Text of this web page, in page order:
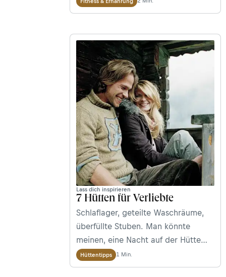
Grenze zwischen Osttirol und
braucht allerdings solide
Vorbereitung und einen
Trainingsplan. Hier erfährst du, wie
du dich richtig auf die Besteigung
des Großglockners vorbereitest.
Lass dich inspirieren
7 Hütten für Verliebte
Schlaflager, geteilte Waschräume,
überfüllte Stuben. Man könnte
meinen, eine Nacht auf der Hütte
habe mit Romantik nicht viel zu tun.
Aber es geht auch anders! Wir
Hüttentipps 1 Min.